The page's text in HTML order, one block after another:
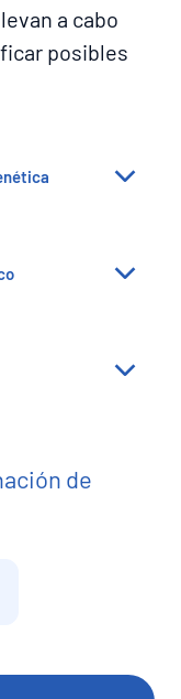
a cabo
posibles
de